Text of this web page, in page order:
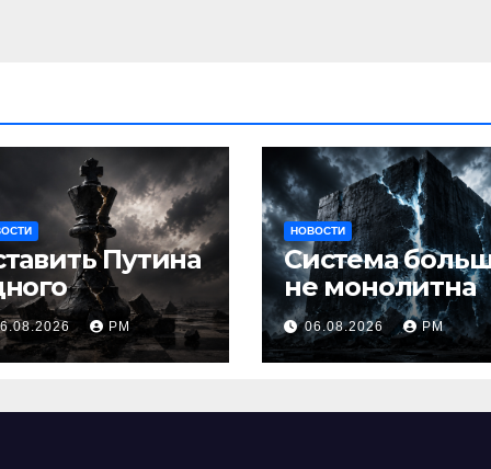
Путина
РМ
НОВОСТИ
Система
не монолитна
06.08.2026 РМ